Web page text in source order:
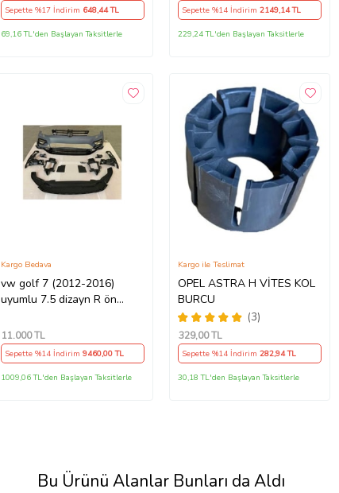
Sepette %17 İndirim 648,44 TL
69,16 TL'den Başlayan Taksitlerle
Sepette %14 İndirim 2149,14 TL
229,24 TL'den Başlayan Taksitlerle
vw golf 7 (2012-2016)
uyumlu 7.5 dizayn R ön
Kargo Bedava
11.000TL
Sepette %14 İndirim 9460,00 TL
1009,06 TL'den Başlayan Taksitlerle
OPEL ASTRA H VİTES KOL
BURCU
(3)
Kargo ile Teslimat
329,00 TL
Sepette %14 İndirim 282,94 TL
30,18 TL'den Başlayan Taksitlerle
Bu Ürünü Alanlar Bunları da Aldı